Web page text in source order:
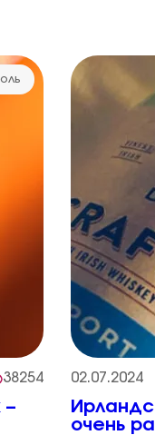
38254
–
02.07.2024
очень